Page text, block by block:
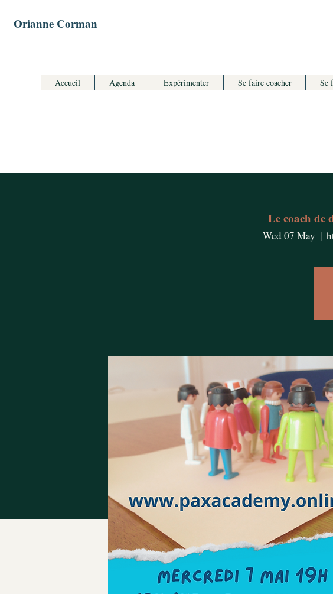
Orianne Corman
Accueil Agenda Expérimenter Se faire coacher Se
Le coach de
Wed 07 May
  |